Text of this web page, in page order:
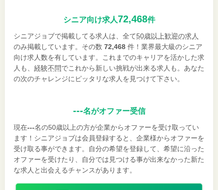
シニア向け求人72,468件
シニアジョブで掲載してる求人は、全て50歳以上歓迎の求人
のみ掲載しています。その数 72,468 件！業界最大級のシニア
向け求人数を有しています。これまでのキャリアを活かした求
人も、 経験不問でこれから新しい挑戦が出来る求人も。あなた
の次のチャレンジにピッタリな求人を見つけて下さい。
---名がオファー受信
現在---名の50歳以上の方が企業からオファーを受け取ってい
ます！シニアジョブは会員登録すると、企業様からオファーを
受け取る事ができます。自分の希望を登録して、希望に沿った
オファーを受けたり、自分では見つける事が出来なかった新た
な求人と出会えるチャンスがあります。